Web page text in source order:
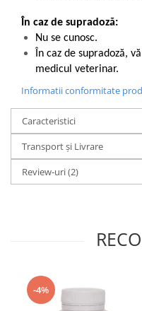
În caz de supradoză:
Nu se cunosc.
În caz de supradoză,
medicul veterinar.
Informatii conformitate
Caracteristici
Transport și Livrare
Review-uri(2)
-4%